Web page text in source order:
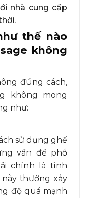
nhà cung cấp
thế nào
không
đúng cách,
không mong
như:
sử dụng ghế
vấn đề phổ
chính là tình
thường xảy
độ quá mạnh